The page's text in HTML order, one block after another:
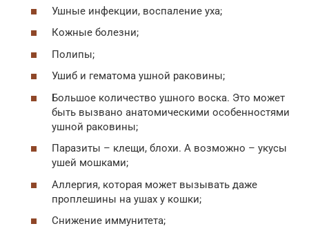
Ушные инфекции, воспаление уха;
Кожные болезни;
Полипы;
Ушиб и гематома ушной раковины;
Большое количество ушного воска. Это может
быть вызвано анатомическими особенностями
ушной раковины;
Паразиты – клещи, блохи. А возможно – укусы
ушей мошками;
Аллергия, которая может вызывать даже
проплешины на ушах у кошки;
Снижение иммунитета;